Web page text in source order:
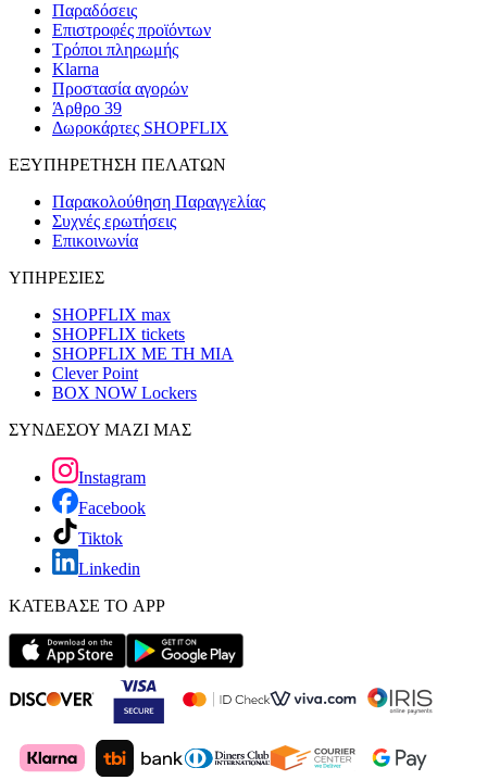
Παραδόσεις
Επιστροφές προϊόντων
Τρόποι πληρωμής
Klarna
Προστασία αγορών
Άρθρο 39
Δωροκάρτες SHOPFLIX
ΕΞΥΠΗΡΕΤΗΣΗ ΠΕΛΑΤΩΝ
Παρακολούθηση Παραγγελίας
Συχνές ερωτήσεις
Επικοινωνία
ΥΠΗΡΕΣΙΕΣ
SHOPFLIX max
SHOPFLIX tickets
SHOPFLIX ΜΕ ΤΗ ΜΙΑ
Clever Point
BOX NOW Lockers
ΣΥΝΔΕΣΟΥ ΜΑΖΙ ΜΑΣ
Instagram
Facebook
Tiktok
Linkedin
ΚΑΤΕΒΑΣΕ ΤΟ APP